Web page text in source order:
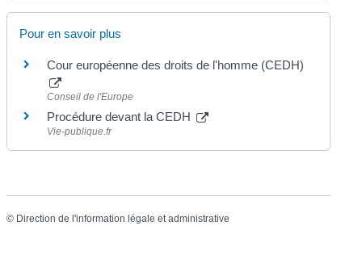
Pour en savoir plus
Cour européenne des droits de l'homme (CEDH)
Conseil de l'Europe
Procédure devant la CEDH
Vie-publique.fr
© Direction de l'information légale et administrative